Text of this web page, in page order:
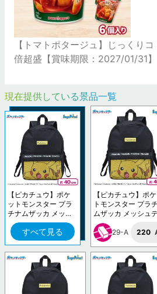
【トマトポタージュ】じっくり
倍超盛【賞味期限：2027/01/31】
現在提供している景品一覧
【ピカチュウ】ポケ
ットモンスター プラ
チナムザッカ メッシ
ュデザインリュックV
ol.1.5すべて見る
【ピカチュウ】ポ
トモンスター プラ
ムザッカ メッシュ
インリュックVol.1.5
29-A
220